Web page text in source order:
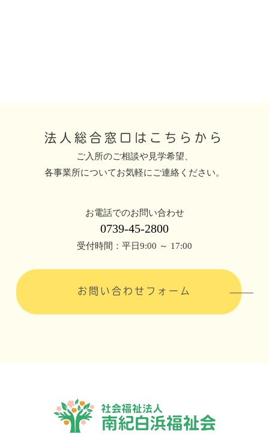
法人総合窓口はこちらから
ご入所のご相談や見学希望、
各事業所についてお気軽にご連絡ください。
お電話でのお問い合わせ
0739-45-2800
受付時間：平日9:00 ～ 17:00
お問い合わせフォーム